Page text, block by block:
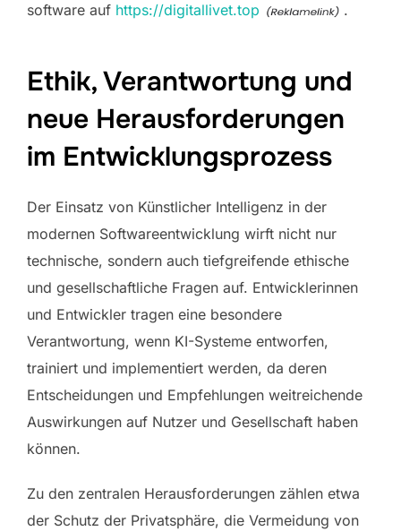
software auf https://digitallivet.top .
Ethik, Verantwortung und
neue Herausforderungen
im Entwicklungsprozess
Der Einsatz von Künstlicher Intelligenz in der
modernen Softwareentwicklung wirft nicht nur
technische, sondern auch tiefgreifende ethische
und gesellschaftliche Fragen auf. Entwicklerinnen
und Entwickler tragen eine besondere
Verantwortung, wenn KI-Systeme entworfen,
trainiert und implementiert werden, da deren
Entscheidungen und Empfehlungen weitreichende
Auswirkungen auf Nutzer und Gesellschaft haben
können.
Zu den zentralen Herausforderungen zählen etwa
der Schutz der Privatsphäre, die Vermeidung von